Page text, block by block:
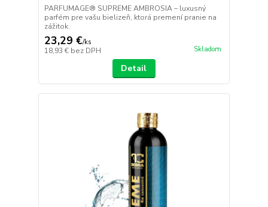
PARFUMAGE® SUPREME AMBROSIA – luxusný
parfém pre vašu bielizeň, ktorá premení pranie na
zážitok.
23,29 €/ks
18,93 € bez DPH Skladom
Detail